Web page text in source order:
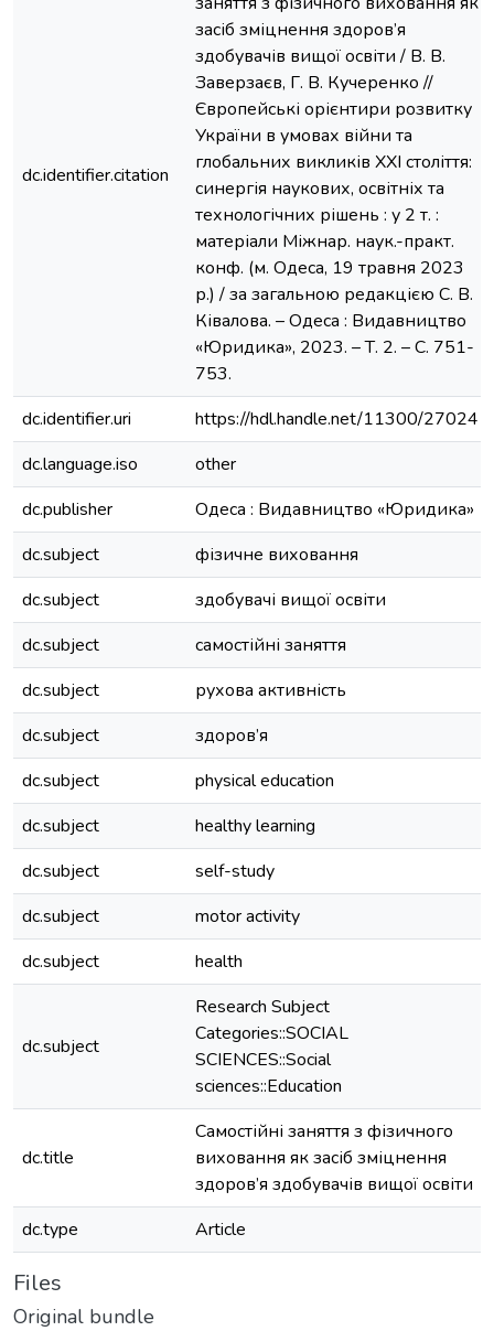
dc.identifier.citation
засіб зміцнення здоров’я
здобувачів вищої освіти / В. В.
Заверзаєв, Г. В. Кучеренко //
Європейські орієнтири розвитку
України в умовах війни та
глобальних викликів ХХІ століття:
синергія наукових, освітніх та
технологічних рішень : у 2 т. :
матеріали Міжнар. наук.-практ.
конф. (м. Одеса, 19 травня 2023
р.) / за загальною редакцією С. В.
Ківалова. – Одеса : Видавництво
«Юридика», 2023. – Т. 2. – С. 751-
753.
dc.identifier.uri
https://hdl.handle.net/11300/27024
dc.language.iso
other
dc.publisher
Одеса : Видавництво «Юридика»
dc.subject
фізичне виховання
dc.subject
здобувачі вищої освіти
dc.subject
самостійні заняття
dc.subject
рухова активність
dc.subject
здоров’я
dc.subject
physical education
dc.subject
healthy learning
dc.subject
self-study
dc.subject
motor activity
dc.subject
health
dc.subject
Research Subject
Categories::SOCIAL
SCIENCES::Social
sciences::Education
dc.title
Самостійні заняття з фізичного
виховання як засіб зміцнення
здоров’я здобувачів вищої освіти
dc.type
Article
Files
Original bundle